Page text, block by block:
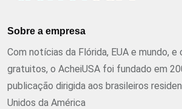
Sobre a empresa
Com notícias da Flórida, EUA e mundo,
gratuitos, o AcheiUSA foi fundado em
publicação dirigida aos brasileiros
Unidos da América